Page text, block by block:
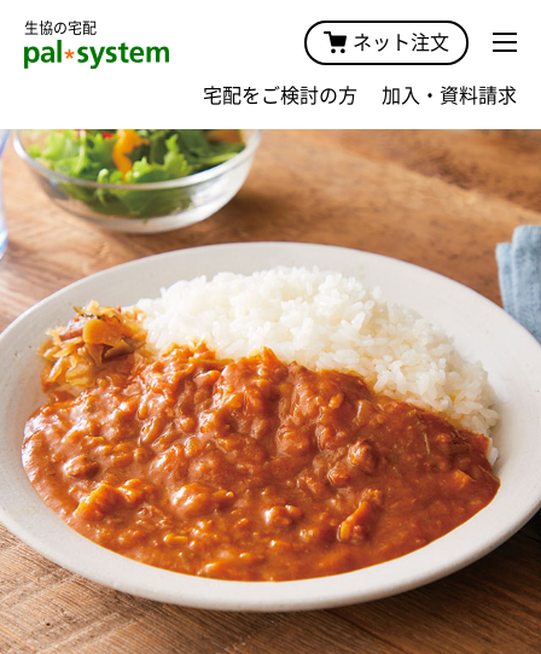
生協の宅配
ネット注文
宅配をご検討の方 加入・資料請求